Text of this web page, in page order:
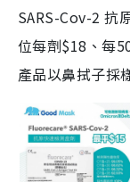
SARS-Cov-2 抗
位每劑$18、每
產品以鼻拭子採